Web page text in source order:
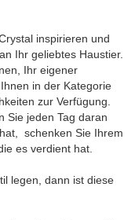
inspirieren und
Ihr geliebtes Haustier.
Ihr eigener
in der Kategorie
zur Verfügung.
Sie jeden Tag daran
schenken Sie Ihrem
es verdient hat.
legen, dann ist diese